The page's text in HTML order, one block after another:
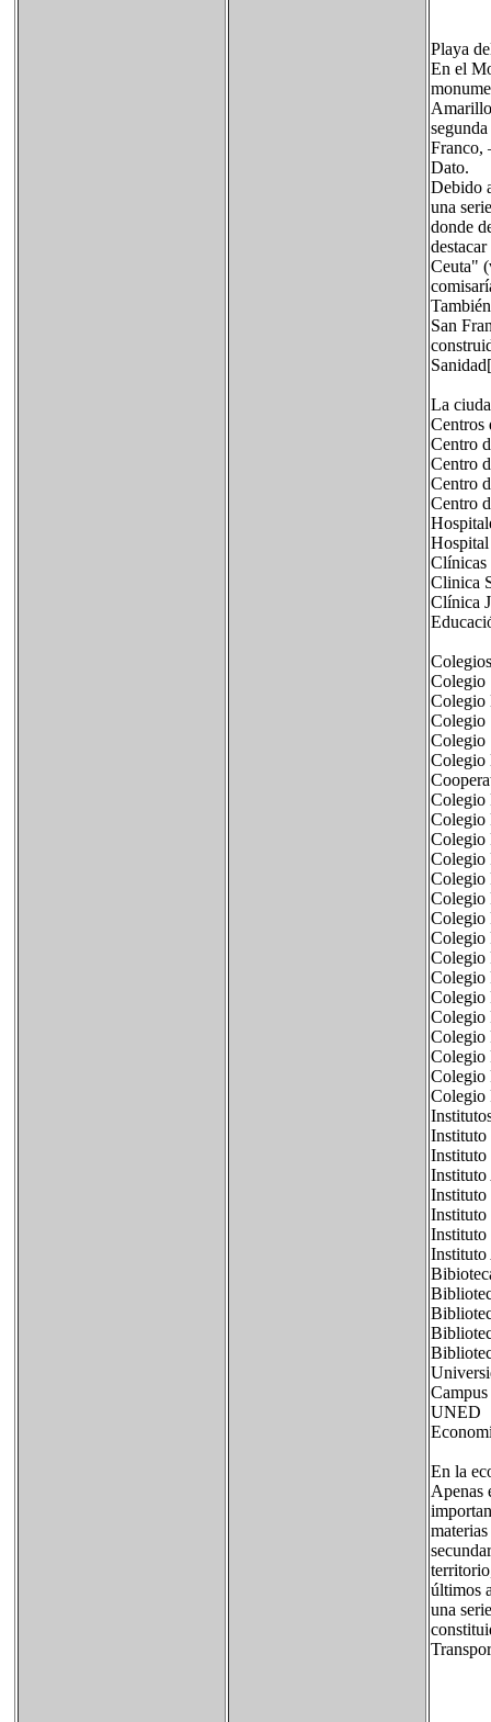
Playa
En el
Franco,
Dato.
Debido
una
donde
Ceuta"
San
La
Centros
Centro
Centro
Centro
Centro
Clínicas
Clinica
Clínica
Colegio
Colegio
Colegio
Colegio
Colegio
Colegio
Colegio
Colegio
Colegio
Colegio
Colegio
Colegio
Colegio
Colegio
Colegio
Colegio
Colegio
Colegio
Colegio
Colegio
Colegio
Instituto
Instituto
Instituto
Instituto
Instituto
UNED
En la
Apenas
últimos
una